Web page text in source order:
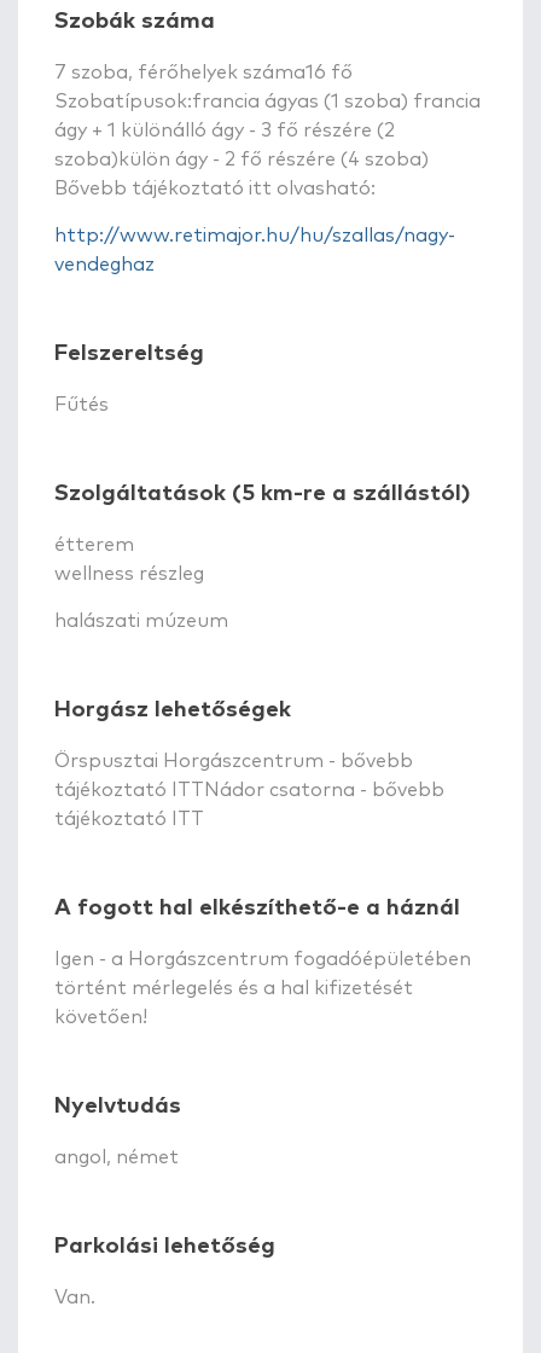
Szobák száma
7 szoba, férőhelyek száma16 fő
Szobatípusok:francia ágyas (1 szoba) francia
ágy + 1 különálló ágy - 3 fő részére (2
szoba)külön ágy - 2 fő részére (4 szoba)
Bővebb tájékoztató itt olvasható:
http://www.retimajor.hu/hu/szallas/nagy-
vendeghaz
Felszereltség
Fűtés
Szolgáltatások (5 km-re a szállástól)
étterem
wellness részleg
halászati múzeum
Horgász lehetőségek
Örspusztai Horgászcentrum - bővebb
tájékoztató ITTNádor csatorna - bővebb
tájékoztató ITT
A fogott hal elkészíthető-e a háznál
Igen - a Horgászcentrum fogadóépületében
történt mérlegelés és a hal kifizetését
követően!
Nyelvtudás
angol, német
Parkolási lehetőség
Van.